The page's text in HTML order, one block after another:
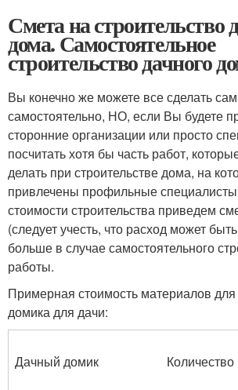
Смета на строительство
дома. Самостоятельное
строительство дачного
Вы конечно же можете все сделать
самостоятельно, НО, если Вы будете
сторонние организации или просто
посчитать хотя бы часть работ,
делать при строительстве дома, на
привлечены профильные
стоимости строительства приведем
(следует учесть, что расход может
больше в случае самостоятельного
работы.
Примерная стоимость материалов для
домика для дачи:
Дачный домик Количество